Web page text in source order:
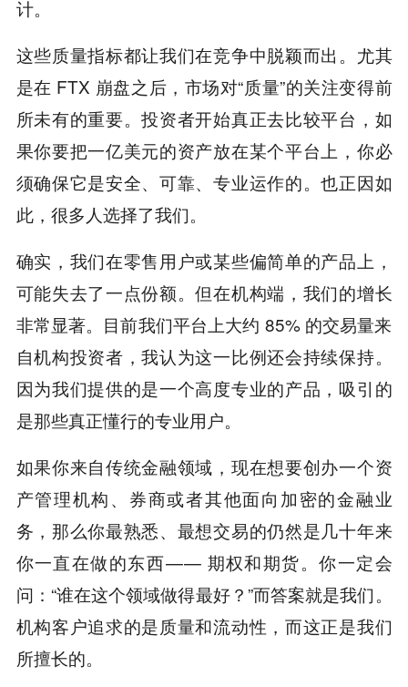
计。
这些质量指标都让我们在竞争中脱颖而出。尤其
是在 FTX 崩盘之后，市场对“质量”的关注变得前
所未有的重要。投资者开始真正去比较平台，如
果你要把一亿美元的资产放在某个平台上，你必
须确保它是安全、可靠、专业运作的。也正因如
此，很多人选择了我们。
确实，我们在零售用户或某些偏简单的产品上，
可能失去了一点份额。但在机构端，我们的增长
非常显著。目前我们平台上大约 85% 的交易量来
自机构投资者，我认为这一比例还会持续保持。
因为我们提供的是一个高度专业的产品，吸引的
是那些真正懂行的专业用户。
如果你来自传统金融领域，现在想要创办一个资
产管理机构、券商或者其他面向加密的金融业
务，那么你最熟悉、最想交易的仍然是几十年来
你一直在做的东西 — — 期权和期货。你一定会
问：“谁在这个领域做得最好？”而答案就是我们。
机构客户追求的是质量和流动性，而这正是我们
所擅长的。